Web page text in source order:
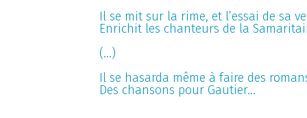
Il se mit sur la rime, et l’essai de sa
Enrichit les chanteurs de la
(...)
Il se hasarda même à faire des
Des chansons pour Gautier...